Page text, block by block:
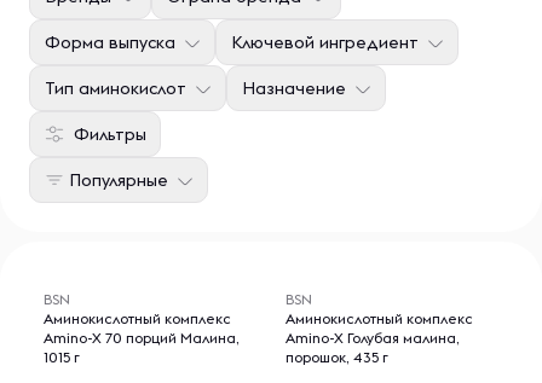
Фильтры
Форма выпуска Ключевой ингредиент
Тип аминокислот Назначение
Популярные
BSN
Аминокислотный комплекс
Amino-X 70 порций Малина,
1015 г
BSN
Аминокислотный комплекс
Amino-X Голубая малина,
порошок, 435 г